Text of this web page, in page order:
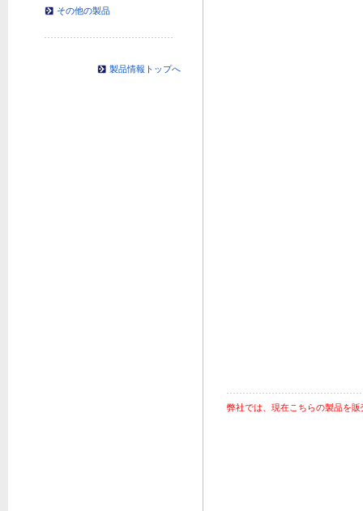
弊社では、現在こちらの製品を
その他の製品
製品情報トップへ